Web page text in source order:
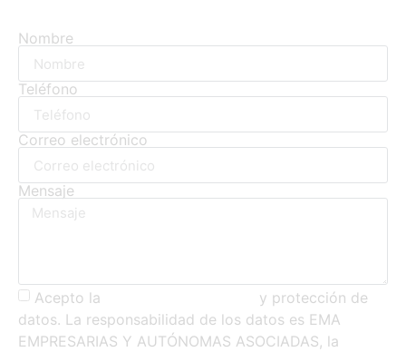
Nombre
Teléfono
Correo electrónico
Mensaje
Acepto la
y protección de
datos. La responsabilidad de los datos es EMA
EMPRESARIAS Y AUTÓNOMAS ASOCIADAS, la